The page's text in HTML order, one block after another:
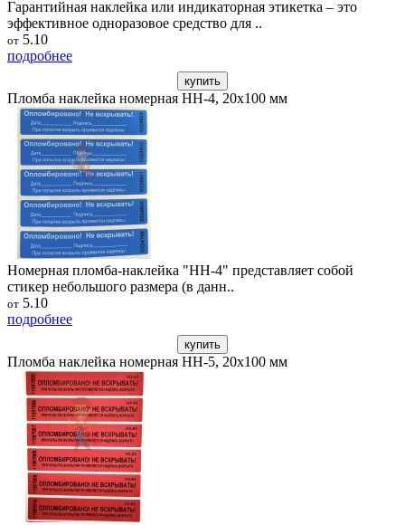
Гарантийная наклейка или индикаторная этикетка – это
эффективное одноразовое средство для ..
от 5.10
подробнее
купить
Пломба наклейка номерная НН-4, 20x100 мм
Номерная пломба-наклейка "НН-4" представляет собой
стикер небольшого размера (в данн..
от 5.10
подробнее
купить
Пломба наклейка номерная НН-5, 20x100 мм